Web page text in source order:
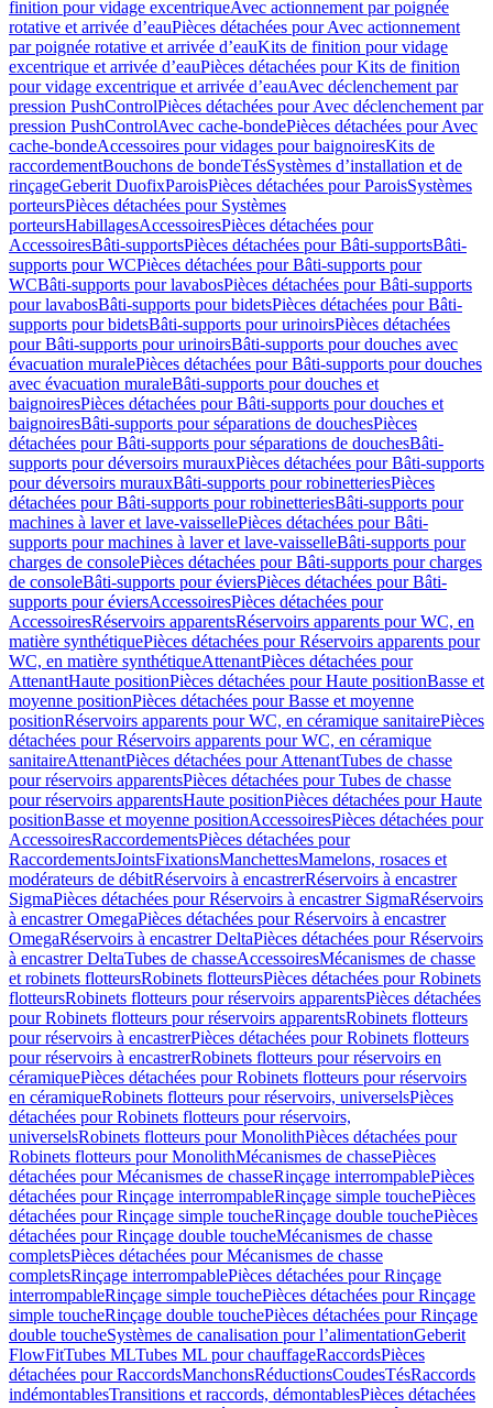
finition pour vidage excentriqueAvec actionnement par poignée
rotative et arrivée d’eauPièces détachées pour Avec actionnement
par poignée rotative et arrivée d’eauKits de finition pour vidage
excentrique et arrivée d’eauPièces détachées pour Kits de finition
pour vidage excentrique et arrivée d’eauAvec déclenchement par
pression PushControlPièces détachées pour Avec déclenchement par
pression PushControlAvec cache-bondePièces détachées pour Avec
cache-bondeAccessoires pour vidages pour baignoiresKits de
raccordementBouchons de bondeTésSystèmes d’installation et de
rinçageGeberit DuofixParoisPièces détachées pour ParoisSystèmes
porteursPièces détachées pour Systèmes
porteursHabillagesAccessoiresPièces détachées pour
AccessoiresBâti-supportsPièces détachées pour Bâti-supportsBâti-
supports pour WCPièces détachées pour Bâti-supports pour
WCBâti-supports pour lavabosPièces détachées pour Bâti-supports
pour lavabosBâti-supports pour bidetsPièces détachées pour Bâti-
supports pour bidetsBâti-supports pour urinoirsPièces détachées
pour Bâti-supports pour urinoirsBâti-supports pour douches avec
évacuation muralePièces détachées pour Bâti-supports pour douches
avec évacuation muraleBâti-supports pour douches et
baignoiresPièces détachées pour Bâti-supports pour douches et
baignoiresBâti-supports pour séparations de douchesPièces
détachées pour Bâti-supports pour séparations de douchesBâti-
supports pour déversoirs murauxPièces détachées pour Bâti-supports
pour déversoirs murauxBâti-supports pour robinetteriesPièces
détachées pour Bâti-supports pour robinetteriesBâti-supports pour
machines à laver et lave-vaissellePièces détachées pour Bâti-
supports pour machines à laver et lave-vaisselleBâti-supports pour
charges de consolePièces détachées pour Bâti-supports pour charges
de consoleBâti-supports pour éviersPièces détachées pour Bâti-
supports pour éviersAccessoiresPièces détachées pour
AccessoiresRéservoirs apparentsRéservoirs apparents pour WC, en
matière synthétiquePièces détachées pour Réservoirs apparents pour
WC, en matière synthétiqueAttenantPièces détachées pour
AttenantHaute positionPièces détachées pour Haute positionBasse et
moyenne positionPièces détachées pour Basse et moyenne
positionRéservoirs apparents pour WC, en céramique sanitairePièces
détachées pour Réservoirs apparents pour WC, en céramique
sanitaireAttenantPièces détachées pour AttenantTubes de chasse
pour réservoirs apparentsPièces détachées pour Tubes de chasse
pour réservoirs apparentsHaute positionPièces détachées pour Haute
positionBasse et moyenne positionAccessoiresPièces détachées pour
AccessoiresRaccordementsPièces détachées pour
RaccordementsJointsFixationsManchettesMamelons, rosaces et
modérateurs de débitRéservoirs à encastrerRéservoirs à encastrer
SigmaPièces détachées pour Réservoirs à encastrer SigmaRéservoirs
à encastrer OmegaPièces détachées pour Réservoirs à encastrer
OmegaRéservoirs à encastrer DeltaPièces détachées pour Réservoirs
à encastrer DeltaTubes de chasseAccessoiresMécanismes de chasse
et robinets flotteursRobinets flotteursPièces détachées pour Robinets
flotteursRobinets flotteurs pour réservoirs apparentsPièces détachées
pour Robinets flotteurs pour réservoirs apparentsRobinets flotteurs
pour réservoirs à encastrerPièces détachées pour Robinets flotteurs
pour réservoirs à encastrerRobinets flotteurs pour réservoirs en
céramiquePièces détachées pour Robinets flotteurs pour réservoirs
en céramiqueRobinets flotteurs pour réservoirs, universelsPièces
détachées pour Robinets flotteurs pour réservoirs,
universelsRobinets flotteurs pour MonolithPièces détachées pour
Robinets flotteurs pour MonolithMécanismes de chassePièces
détachées pour Mécanismes de chasseRinçage interrompablePièces
détachées pour Rinçage interrompableRinçage simple touchePièces
détachées pour Rinçage simple toucheRinçage double touchePièces
détachées pour Rinçage double toucheMécanismes de chasse
completsPièces détachées pour Mécanismes de chasse
completsRinçage interrompablePièces détachées pour Rinçage
interrompableRinçage simple touchePièces détachées pour Rinçage
simple toucheRinçage double touchePièces détachées pour Rinçage
double toucheSystèmes de canalisation pour l’alimentationGeberit
FlowFitTubes MLTubes ML pour chauffageRaccordsPièces
détachées pour RaccordsManchonsRéductionsCoudesTésRaccords
indémontablesTransitions et raccords, démontablesPièces détachées